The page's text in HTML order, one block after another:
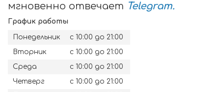
мгновенно отвечает Telegram.
График работы
Понедельник
с 10:00 до 21:00
Вторник
с 10:00 до 21:00
Среда
с 10:00 до 21:00
Четверг
с 10:00 до 21:00